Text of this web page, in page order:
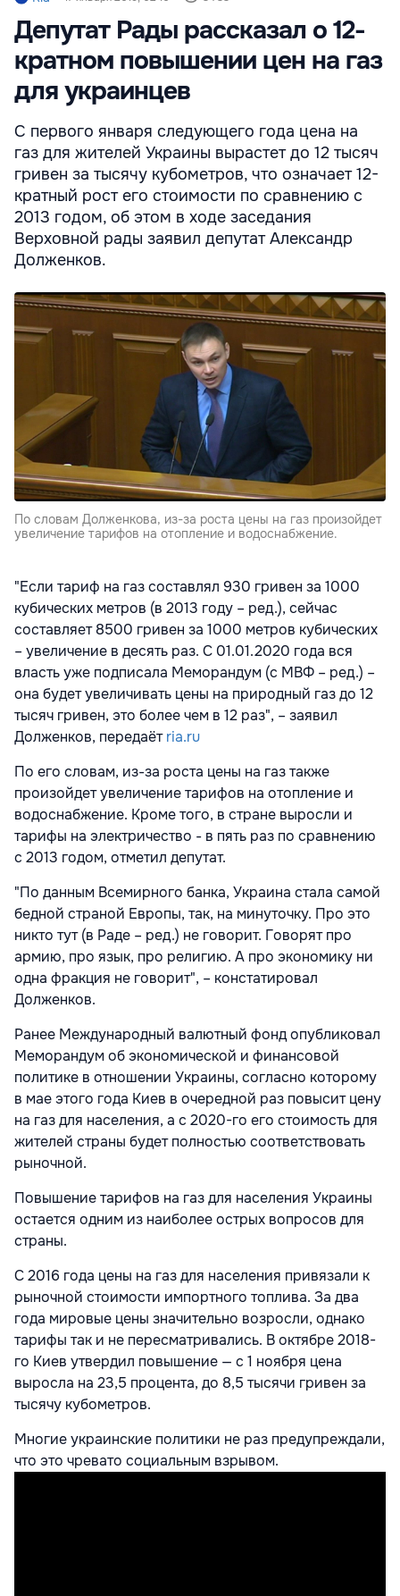
Депутат Рады рассказал о 12-
кратном повышении цен на газ
для украинцев
С первого января следующего года цена на
газ для жителей Украины вырастет до 12 тысяч
гривен за тысячу кубометров, что означает 12-
кратный рост его стоимости по сравнению с
2013 годом, об этом в ходе заседания
Верховной рады заявил депутат Александр
Долженков.
По словам Долженкова, из-за роста цены на газ произойдет
увеличение тарифов на отопление и водоснабжение.
"Если тариф на газ составлял 930 гривен за 1000
кубических метров (в 2013 году – ред.), сейчас
составляет 8500 гривен за 1000 метров кубических
– увеличение в десять раз. С 01.01.2020 года вся
власть уже подписала Меморандум (с МВФ – ред.) –
она будет увеличивать цены на природный газ до 12
тысяч гривен, это более чем в 12 раз", – заявил
Долженков, передаётria.ru
По его словам, из-за роста цены на газ также
произойдет увеличение тарифов на отопление и
водоснабжение. Кроме того, в стране выросли и
тарифы на электричество - в пять раз по сравнению
с 2013 годом, отметил депутат.
"По данным Всемирного банка, Украина стала самой
бедной страной Европы, так, на минуточку. Про это
никто тут (в Раде – ред.) не говорит. Говорят про
армию, про язык, про религию. А про экономику ни
одна фракция не говорит", – констатировал
Долженков.
Ранее Международный валютный фонд опубликовал
Меморандум об экономической и финансовой
политике в отношении Украины, согласно которому
в мае этого года Киев в очередной раз повысит цену
на газ для населения, а с 2020-го его стоимость для
жителей страны будет полностью соответствовать
рыночной.
Повышение тарифов на газ для населения Украины
остается одним из наиболее острых вопросов для
страны.
С 2016 года цены на газ для населения привязали к
рыночной стоимости импортного топлива. За два
года мировые цены значительно возросли, однако
тарифы так и не пересматривались. В октябре 2018-
го Киев утвердил повышение — с 1 ноября цена
выросла на 23,5 процента, до 8,5 тысячи гривен за
тысячу кубометров.
Многие украинские политики не раз предупреждали,
что это чревато социальным взрывом.